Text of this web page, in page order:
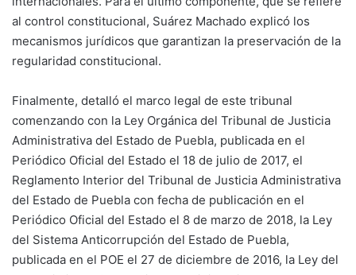
al control constitucional, Suárez Machado explicó los
mecanismos jurídicos que garantizan la preservación de la
regularidad constitucional.
Finalmente, detalló el marco legal de este tribunal
comenzando con la Ley Orgánica del Tribunal de Justicia
Administrativa del Estado de Puebla, publicada en el
Periódico Oficial del Estado el 18 de julio de 2017, el
Reglamento Interior del Tribunal de Justicia Administrativa
del Estado de Puebla con fecha de publicación en el
Periódico Oficial del Estado el 8 de marzo de 2018, la Ley
del Sistema Anticorrupción del Estado de Puebla,
publicada en el POE el 27 de diciembre de 2016, la Ley del